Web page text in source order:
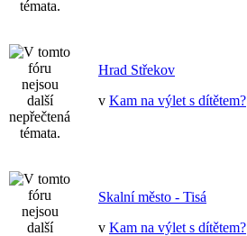
Hrad Střekov
v Kam na výlet s dítětem?
Skalní město - Tisá
v Kam na výlet s dítětem?